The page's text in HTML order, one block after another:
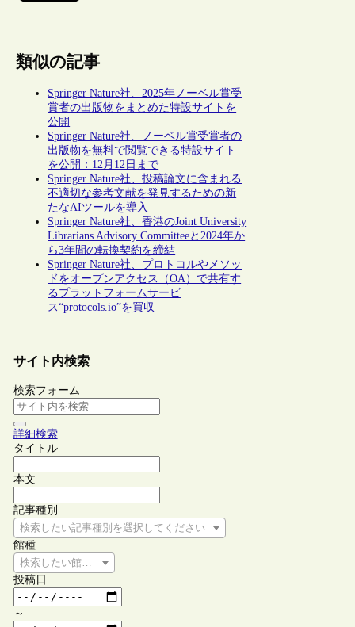
類似の記事
Springer Nature社、2025年ノーベル賞受
賞者の出版物をまとめた特設サイトを
公開
Springer Nature社、ノーベル賞受賞者の
出版物を無料で閲覧できる特設サイト
を公開：12月12日まで
Springer Nature社、投稿論文に含まれる
不適切な参考文献を発見するための新
たなAIツールを導入
Springer Nature社、香港のJoint University
Librarians Advisory Committeeと2024年か
ら3年間の転換契約を締結
Springer Nature社、プロトコルやメソッ
ドをオープンアクセス（OA）で共有す
るプラットフォームサービ
ス“protocols.io”を買収
サイト内検索
検索フォーム
詳細検索
タイトル
本文
記事種別
検索したい記事種別を選択してください
館種
検索したい館種を選択してください
投稿日
～